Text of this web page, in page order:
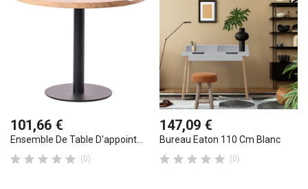
101,66 €
Ensemble De Table D'appoint...
     (0)
147,09 €
Bureau Eaton 110 Cm Blanc
     (0)